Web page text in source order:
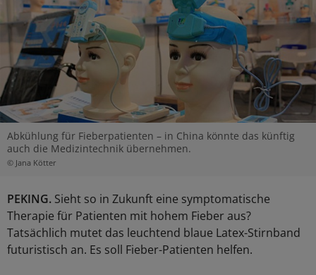
Abkühlung für Fieberpatienten – in China könnte das künftig
auch die Medizintechnik übernehmen.
© Jana Kötter
PEKING. Sieht so in Zukunft eine symptomatische
Therapie für Patienten mit hohem Fieber aus?
Tatsächlich mutet das leuchtend blaue Latex-Stirnband
futuristisch an. Es soll Fieber-Patienten helfen.